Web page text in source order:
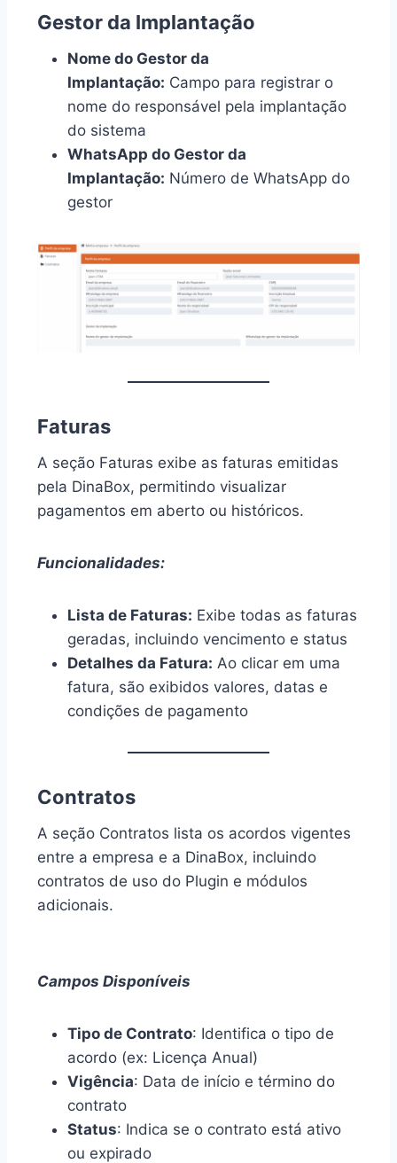
Gestor da Implantação
Nome do Gestor da
Implantação: Campo para registrar o
nome do responsável pela implantação
do sistema
WhatsApp do Gestor da
Implantação: Número de WhatsApp do
gestor
Faturas
A seção Faturas exibe as faturas emitidas
pela DinaBox, permitindo visualizar
pagamentos em aberto ou históricos.
Funcionalidades:
Lista de Faturas: Exibe todas as faturas
geradas, incluindo vencimento e status
Detalhes da Fatura: Ao clicar em uma
fatura, são exibidos valores, datas e
condições de pagamento
Contratos
A seção Contratos lista os acordos vigentes
entre a empresa e a DinaBox, incluindo
contratos de uso do Plugin e módulos
adicionais.
Campos Disponíveis
Tipo de Contrato: Identifica o tipo de
acordo (ex: Licença Anual)
Vigência: Data de início e término do
contrato
Status: Indica se o contrato está ativo
ou expirado